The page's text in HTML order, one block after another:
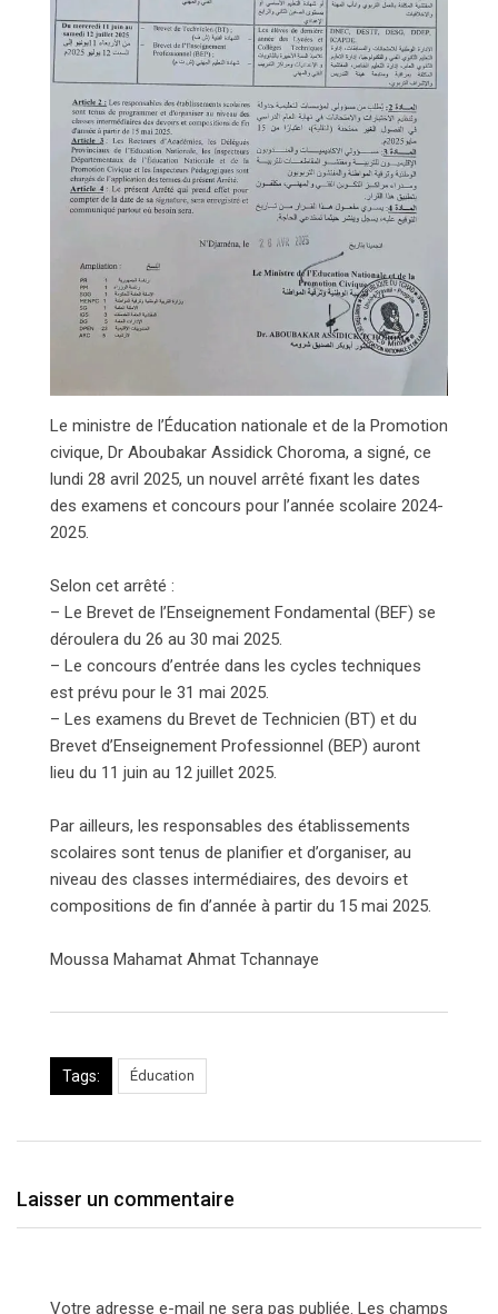
Le ministre de l’Éducation nationale et de la Promotion
civique, Dr Aboubakar Assidick Choroma, a signé, ce
lundi 28 avril 2025, un nouvel arrêté fixant les dates
des examens et concours pour l’année scolaire 2024-
2025.
Selon cet arrêté :
– Le Brevet de l’Enseignement Fondamental (BEF) se
déroulera du 26 au 30 mai 2025.
– Le concours d’entrée dans les cycles techniques
est prévu pour le 31 mai 2025.
– Les examens du Brevet de Technicien (BT) et du
Brevet d’Enseignement Professionnel (BEP) auront
lieu du 11 juin au 12 juillet 2025.
Par ailleurs, les responsables des établissements
scolaires sont tenus de planifier et d’organiser, au
niveau des classes intermédiaires, des devoirs et
compositions de fin d’année à partir du 15 mai 2025.
Moussa Mahamat Ahmat Tchannaye
Tags: Éducation
Laisser un commentaire
Votre adresse e-mail ne sera pas publiée. Les champs